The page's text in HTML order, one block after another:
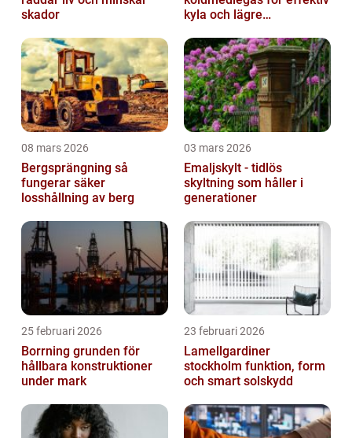
skador
kyla och lägre
08 mars 2026
Bergsprängning så
fungerar säker
losshållning av berg
03 mars 2026
Emaljskylt - tidlös
skyltning som håller i
generationer
25 februari 2026
Borrning grunden för
hållbara konstruktioner
under mark
23 februari 2026
Lamellgardiner
stockholm funktion, form
och smart solskydd